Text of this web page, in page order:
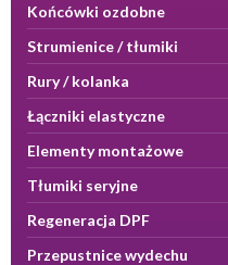
Końcówki ozdobne
Strumienice / tłumiki
Rury / kolanka
Łączniki elastyczne
Elementy montażowe
Tłumiki seryjne
Regeneracja DPF
Przepustnice wydechu